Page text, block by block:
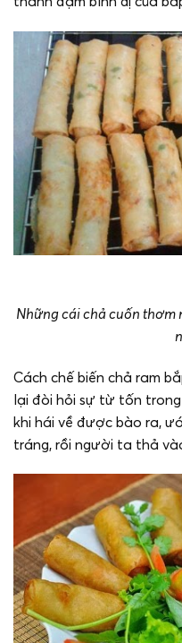
Những cái chả cuốn thơm
Cách chế biến chả ram
lại đòi hỏi sự từ tốn
khi hái về được bào ra,
tráng, rồi người ta thả